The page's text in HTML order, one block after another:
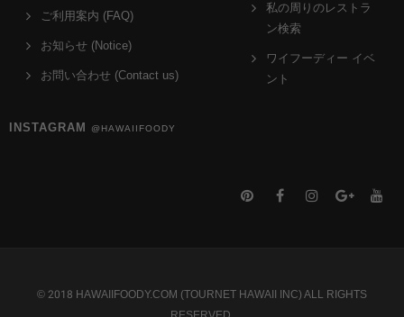
ご利用案内 (FAQ)
お知らせ (Notice)
お問い合わせ (Contact us)
私の周りのレストラ
ン検索
ワイフーディー イベ
ント
INSTAGRAM @HAWAIIFOODY
© 2018 HAWAIIFOODY.COM (TOURNET HAWAII INC) ALL RIGHTS